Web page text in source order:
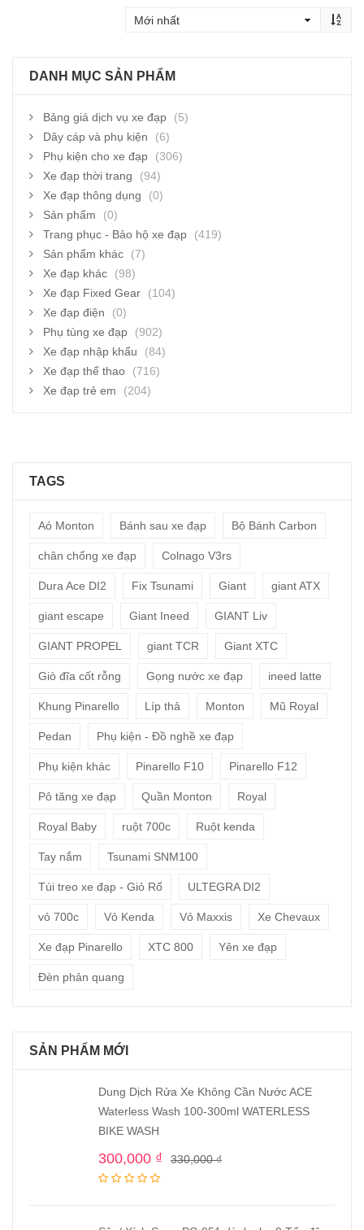
DANH MỤC SẢN PHẨM
Bảng giá dịch vụ xe đạp
(5)
Dây cáp và phụ kiện
(6)
Phụ kiện cho xe đạp
(306)
Xe đạp thời trang
(94)
Xe đạp thông dụng
(0)
Sản phẩm
(0)
Trang phục - Bảo hộ xe đạp
(419)
Sản phẩm khác
(7)
Xe đạp khác
(98)
Xe đạp Fixed Gear
(104)
Xe đạp điện
(0)
Phụ tùng xe đạp
(902)
Xe đạp nhập khẩu
(84)
Xe đạp thể thao
(716)
Xe đạp trẻ em
(204)
TAGS
Aó Monton Bánh sau xe đạp Bộ Bánh Carbon
chân chống xe đạp Colnago V3rs
Dura Ace DI2 Fix Tsunami Giant giant ATX
giant escape Giant Ineed GIANT Liv
GIANT PROPEL giant TCR Giant XTC
Giò đĩa cốt rỗng Gọng nước xe đạp ineed latte
Khung Pinarello Líp thả Monton Mũ Royal
Pedan Phụ kiện - Đồ nghề xe đạp
Phụ kiện khác Pinarello F10 Pinarello F12
Pô tăng xe đạp Quần Monton Royal
Royal Baby ruột 700c Ruột kenda
Tay nắm Tsunami SNM100
Túi treo xe đạp - Giỏ Rổ ULTEGRA DI2
vỏ 700c Vỏ Kenda Vỏ Maxxis Xe Chevaux
Xe đạp Pinarello XTC 800 Yên xe đạp
Đèn phản quang
SẢN PHẨM MỚI
Dung Dịch Rửa Xe Không Cần Nước ACE
Waterless Wash 100-300ml WATERLESS
BIKE WASH
330,000₫
300,000 ₫